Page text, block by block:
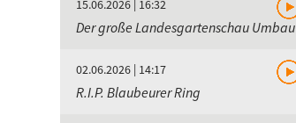
15.06.2026 | 16:32
Der große Landesgartenschau Umbau
02.06.2026 | 14:17
R.I.P. Blaubeurer Ring